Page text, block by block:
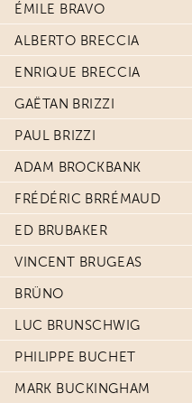
ÉMILE BRAVO
ALBERTO BRECCIA
ENRIQUE BRECCIA
GAËTAN BRIZZI
PAUL BRIZZI
ADAM BROCKBANK
FRÉDÉRIC BRRÉMAUD
ED BRUBAKER
VINCENT BRUGEAS
BRÜNO
LUC BRUNSCHWIG
PHILIPPE BUCHET
MARK BUCKINGHAM